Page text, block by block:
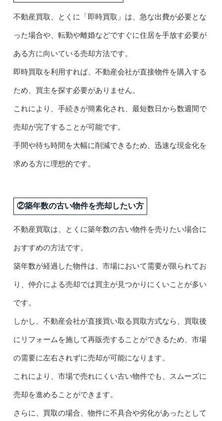
不動産買取、とくに「即時買取」は、急な出費が必要とな
った場合や、転勤や離婚などですぐに住居を手放す必要が
ある方に向いている売却方法です。
即時買取を利用すれば、不動産会社が直接物件を購入する
ため、買主を探す必要がありません。
これにより、手続きが簡素化され、最短数日から数週間で
売却が完了することが可能です。
手間や待ち時間を大幅に削減できるため、迅速な現金化を
求める方に理想的です。
②築年数の古い物件を売却したい方
不動産買取は、とくに築年数の古い物件を売りたい場合に
おすすめの方法です。
築年数が経過した物件は、市場において需要が限られてお
り、仲介による売却では買主が見つかりにくいことが多い
です。
しかし、不動産会社が直接買い取る買取方式なら、買取後
にリフォームを施して再販売することができるため、市場
の需要に左右されずに売却が可能になります。
これにより、市場で売れにくい古い物件でも、スムーズに
売却を進めることができます。
さらに、買取の場合、物件に不具合や劣化があったとして